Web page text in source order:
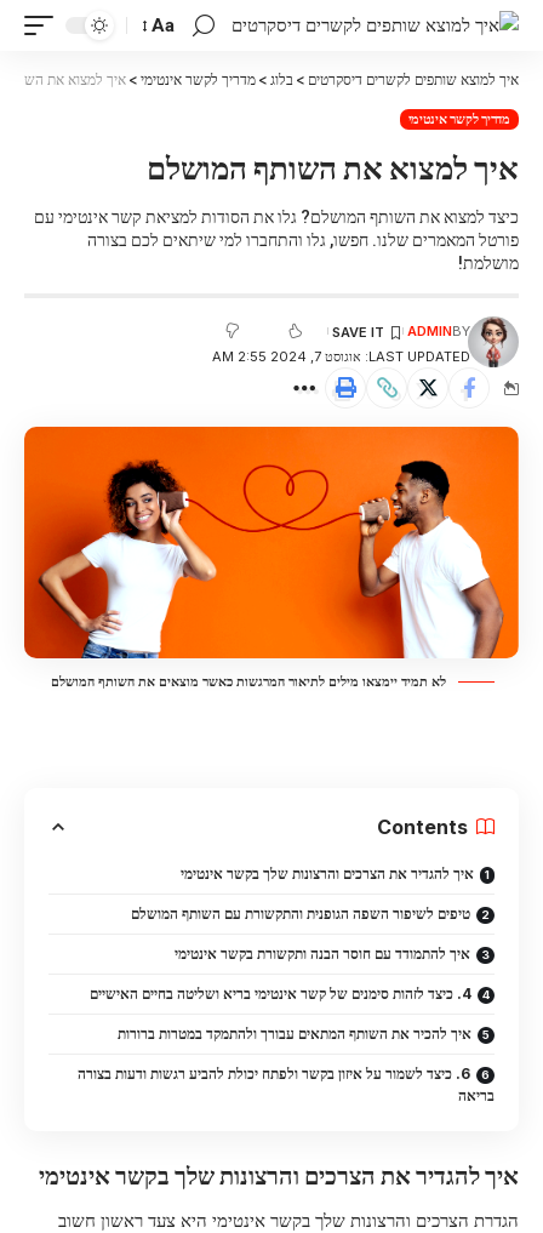
Aa
איך למוצא שותפים לקשרים דיסקרטים > בלוג > מדריך לקשר אינטימי > איך למצוא את
מדריך לקשר אינטימי
איך למצוא את השותף המושלם
כיצד למצוא את השותף המושלם? גלו את הסודות למציאת קשר אינטימי עם
פורטל המאמרים שלנו. חפשו, גלו והתחברו למי שיתאים לכם בצורה
מושלמת!
LAST UPDATED: אוגוסט 7, 2024 2:55 AM
BY
ADMIN
לא תמיד יימצאו מילים לתיאור המרגשות כאשר מוצאים את השותף המושלם
Contents
איך להגדיר את הצרכים והרצונות שלך בקשר אינטימי
טיפים לשיפור השפה הגופנית והתקשורת עם השותף המושלם
איך להתמודד עם חוסר הבנה ותקשורת בקשר אינטימי
4. כיצד לזהות סימנים של קשר אינטימי בריא ושליטה בחיים האישיים
איך להכיר את השותף המתאים עבורך ולהתמקד במטרות ברורות
6. כיצד לשמור על איזון בקשר ולפתח יכולת להביע רגשות ודעות בצורה
בריאה
איך להגדיר את הצרכים והרצונות שלך בקשר אינטימי
הגדרת הצרכים והרצונות שלך בקשר אינטימי היא צעד ראשון חשוב